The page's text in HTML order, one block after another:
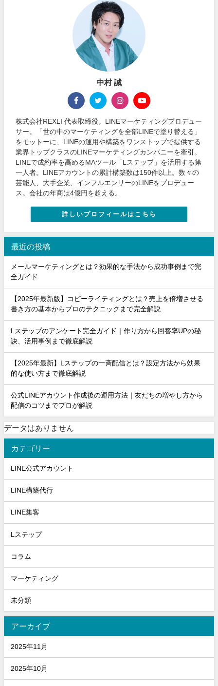
中村 誠
株式会社REXLI 代表取締役。LINEマーケティングプロデュー
サー。「世の中のマーケティングを全部LINEで塗り替える」
をモットーに、LINEの運用や構築をワンストップで提供する
業界トップクラスのLINEマーケティングカンパニーを牽引。
LINEで成約率を高めるMAツール「Lステップ」を活用する第
一人者。LINEアカウントの累計構築数は150件以上。数々の
芸能人、大手企業、インフルエンサーのLINEをプロデュー
ス。会社の年商は4億円を超える。
詳しいプロフィールはこちら
最近の投稿
メールマーケティングとは？効果的な手法から成功事例まで完
全ガイド
【2025年最新版】コピーライティングとは？売上を倍増させる
書き方の基本からプロのテクニックまで完全解説
Lステップのアンケート完全ガイド｜作り方から回答率UPの秘
訣、活用事例まで徹底解説
【2025年最新】Lステップの一斉配信とは？設定方法から効果
的な使い方まで徹底解説
公式LINEアカウント作成後の運用方法｜友だちの増やし方から
配信のコツまでプロが解説
データはありません
カテゴリー
LINE公式アカウント
LINE構築代行
LINE集客
Lステップ
コラム
マーケティング
未分類
アーカイブ
2025年11月
2025年10月